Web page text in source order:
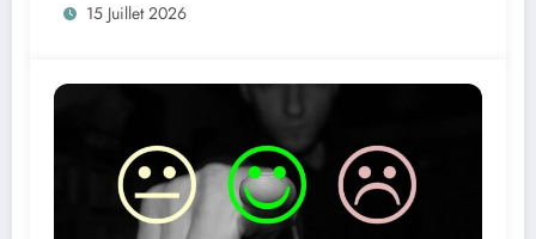
15 Juillet 2026